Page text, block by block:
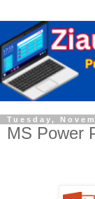
Tuesday,
MS Power